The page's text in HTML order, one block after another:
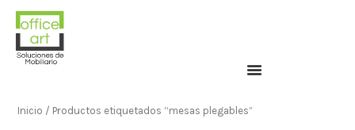
Inicio / Productos etiquetados “mesas plegables”